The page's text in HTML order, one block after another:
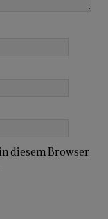
diesem Browser